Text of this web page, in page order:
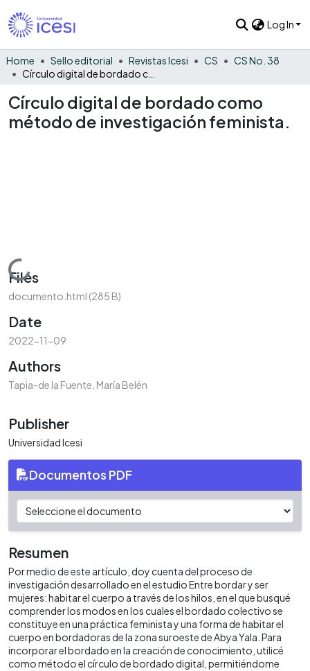
Log In
Home Sello editorial Revistas Icesi CS
CS No. 38
Círculo digital de bordado como
método de investigación feminista.
Loading...
Files
documento.html (285 B)
Date
2022-11-09
Authors
Tapia-de la Fuente, María Belén
Publisher
Universidad Icesi
Documentos PDF
Resumen
Por medio de este artículo, doy cuenta del proceso de
investigación desarrollado en el estudio Entre bordar y ser
mujeres: habitar el cuerpo a través de los hilos, en el que busqué
comprender los modos en los cuales el bordado colectivo se
constituye en una práctica feminista y una forma de habitar el
cuerpo en bordadoras de la zona suroeste de Abya Yala. Para
incorporar el bordado en la creación de conocimiento, utilicé
como método el círculo de bordado digital, permitiéndome